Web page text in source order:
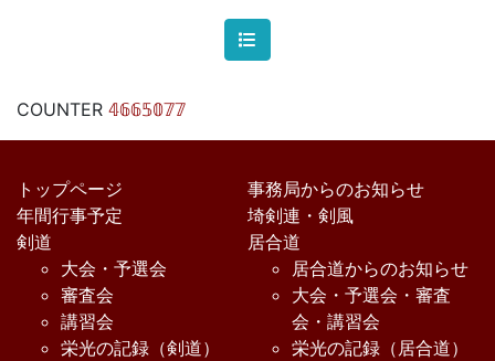
COUNTER 𝟜𝟞𝟞𝟝𝟘𝟟𝟟
トップページ
事務局からのお知らせ
年間行事予定
埼剣連・剣風
剣道
大会・予選会
審査会
講習会
栄光の記録（剣道）
居合道
居合道からのお知らせ
大会・予選会・審査
会・講習会
栄光の記録（居合道）